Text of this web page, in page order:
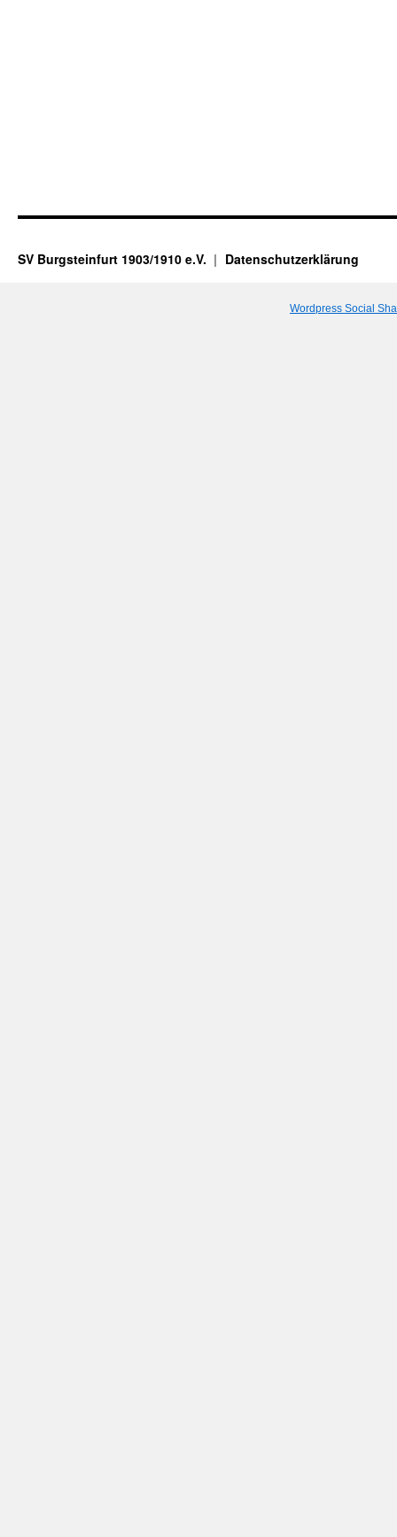
SV Burgsteinfurt 1903/1910 e.V. Datenschutzerklärung
Wordpress Social